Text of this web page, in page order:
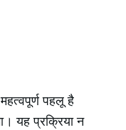
पहलू है
यह प्रक्रिया न